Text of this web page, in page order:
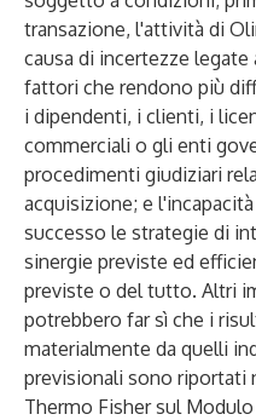
transazione, l'attività di
causa di incertezze
fattori che rendono più
i dipendenti, i clienti, i
commerciali o gli enti
procedimenti giudiziari
acquisizione; e
successo le strategie di
sinergie previste ed
previste o del tutto. Altri
potrebbero far sì che i
materialmente da quelli
previsionali sono riportati
Thermo Fisher sul